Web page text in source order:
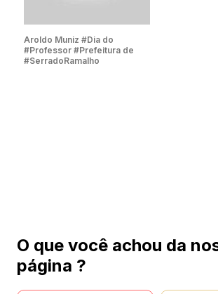
Aroldo Muniz #Dia do
#Professor #Prefeitura de
#SerradoRamalho
O que você achou da
página ?